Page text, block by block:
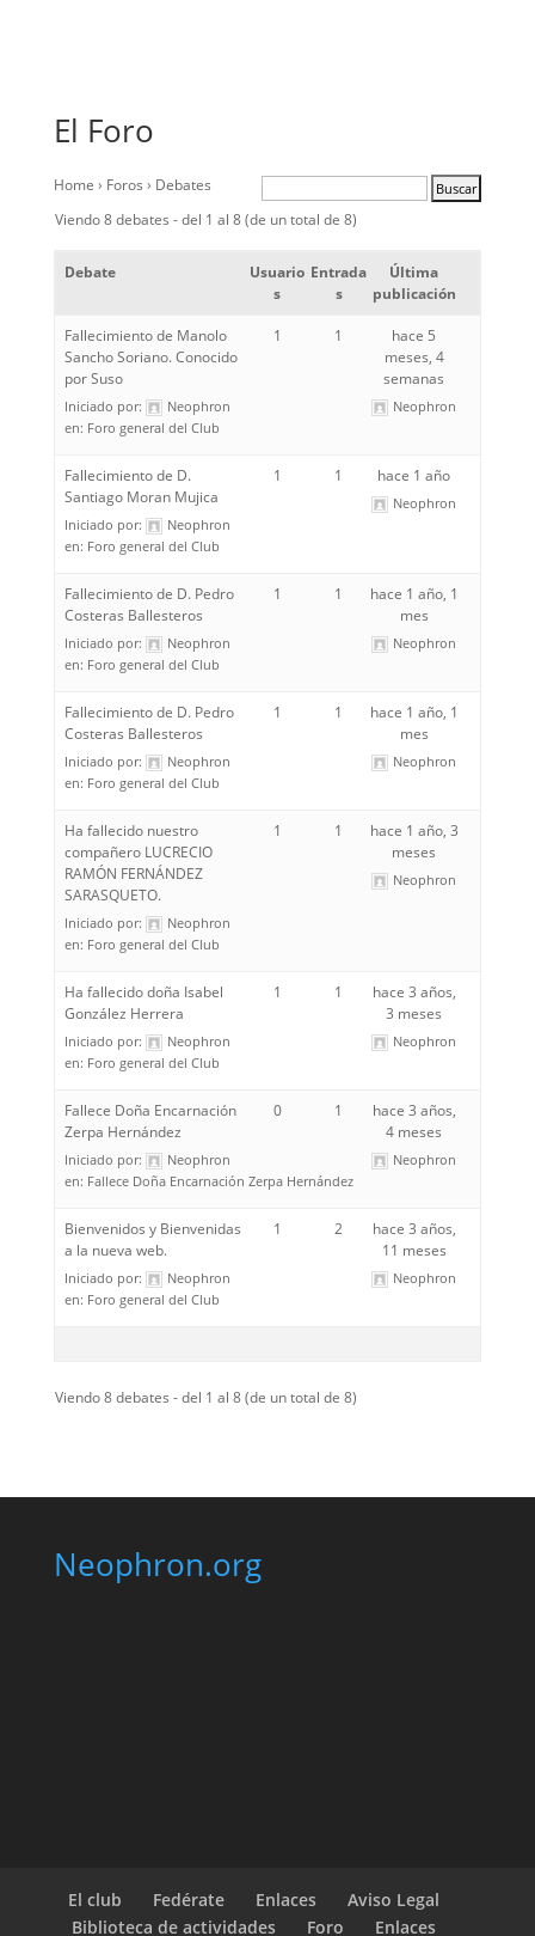
El Foro
Home › Foros › Debates
Viendo 8 debates - del 1 al 8 (de un total de 8)
Debate
Usuario
s
Entrada
s
Última
publicación
Fallecimiento de Manolo
Sancho Soriano. Conocido
por Suso
Iniciado por:
Neophron
en: Foro general del Club
1 1
hace 5
meses, 4
semanas
Neophron
Fallecimiento de D.
Santiago Moran Mujica
Iniciado por:
Neophron
en: Foro general del Club
1 1 hace 1 año
Neophron
Fallecimiento de D. Pedro
Costeras Ballesteros
Iniciado por:
Neophron
en: Foro general del Club
1 1
hace 1 año, 1
mes
Neophron
Fallecimiento de D. Pedro
Costeras Ballesteros
Iniciado por:
Neophron
en: Foro general del Club
1 1
hace 1 año, 1
mes
Neophron
Ha fallecido nuestro
compañero LUCRECIO
RAMÓN FERNÁNDEZ
SARASQUETO.
Iniciado por:
Neophron
en: Foro general del Club
1 1
hace 1 año, 3
meses
Neophron
Ha fallecido doña Isabel
González Herrera
Iniciado por:
Neophron
en: Foro general del Club
1 1
hace 3 años,
3 meses
Neophron
Fallece Doña Encarnación
Zerpa Hernández
Iniciado por:
Neophron
en: Fallece Doña Encarnación Zerpa Hernández
0 1
hace 3 años,
4 meses
Neophron
Bienvenidos y Bienvenidas
a la nueva web.
Iniciado por:
Neophron
en: Foro general del Club
1 2
hace 3 años,
11 meses
Neophron
Viendo 8 debates - del 1 al 8 (de un total de 8)
Neophron.org
El club Fedérate Enlaces
Aviso Legal
Biblioteca de actividades
Foro Enlaces